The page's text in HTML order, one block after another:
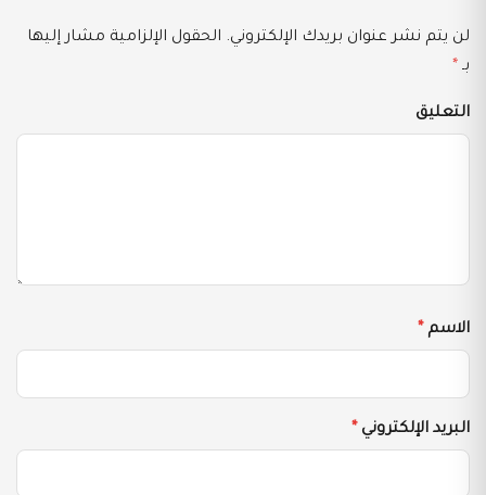
لن يتم نشر عنوان بريدك الإلكتروني. الحقول الإلزامية مشار إليها
بـ *
التعليق
الاسم *
البريد الإلكتروني *